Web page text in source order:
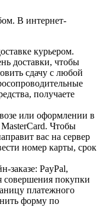
В интернет-
курьером.
доставки, чтобы
сдачу с любой
получаете
или оформлении в
Чтобы
вас на сервер
номер карты, срок
заказе: PayPal,
совершения покупки
платежного
форму по